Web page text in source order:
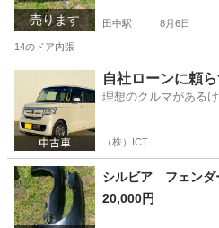
売ります 田中駅 8月6日
14のドア内張
田中駅 内装、イン
自社ローンに頼
理想のクルマがある
（株）ICT
シルビア フェン
20,000円